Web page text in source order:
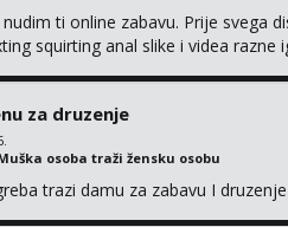
ti online zabavu. Prije svega
squirting anal slike i videa
za druzenje
osoba traži žensku osobu
trazi damu za zabavu I